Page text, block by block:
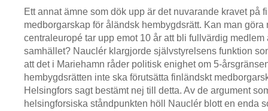
Ett annat ämne som dök upp är det nuvarande kravet på
medborgarskap för åländsk hembygdsrätt. Kan man göra
centraleuropé tar upp emot 10 år att bli fullvärdig medlem
samhället? Nauclér klargjorde självstyrelsens funktion
att det i Mariehamn råder politisk enighet om 5-
hembygdsrätten inte ska förutsätta finländskt
Helsingfors sagt bestämt nej till detta. Av de argument
helsingforsiska ståndpunkten höll Nauclér blott en enda